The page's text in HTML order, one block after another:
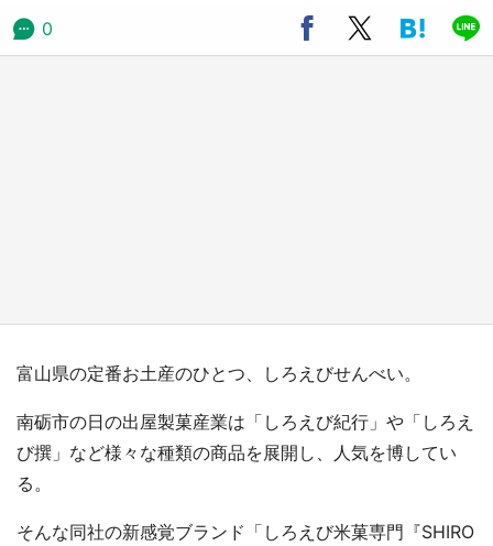
の「猫猫像」も【8／1～10／26】
0
富山県の定番お土産のひとつ、しろえびせんべい。
南砺市の日の出屋製菓産業は「しろえび紀行」や「しろえ
び撰」など様々な種類の商品を展開し、人気を博してい
る。
そんな同社の新感覚ブランド「しろえび米菓専門『SHIRO